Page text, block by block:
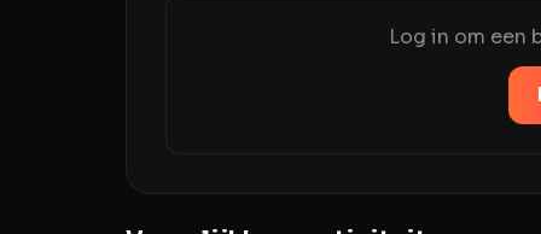
Log in om een